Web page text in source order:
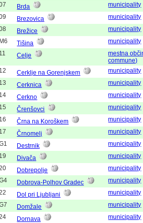
Brda municipality
Brezovica municipality
Brežice municipality
M6 Tišina municipality
11 Celje
mestna
commune)
12 Cerklje na Gorenjskem municipality
13 Cerknica municipality
14 Cerkno municipality
15 Črenšovci municipality
16 Črna na Koroškem municipality
17 Črnomelj municipality
Destrnik municipality
19 Divača municipality
Dobrepolje municipality
Dobrova-Polhov Gradec municipality
Dol pri Ljubljani municipality
Domžale municipality
Dornava municipality